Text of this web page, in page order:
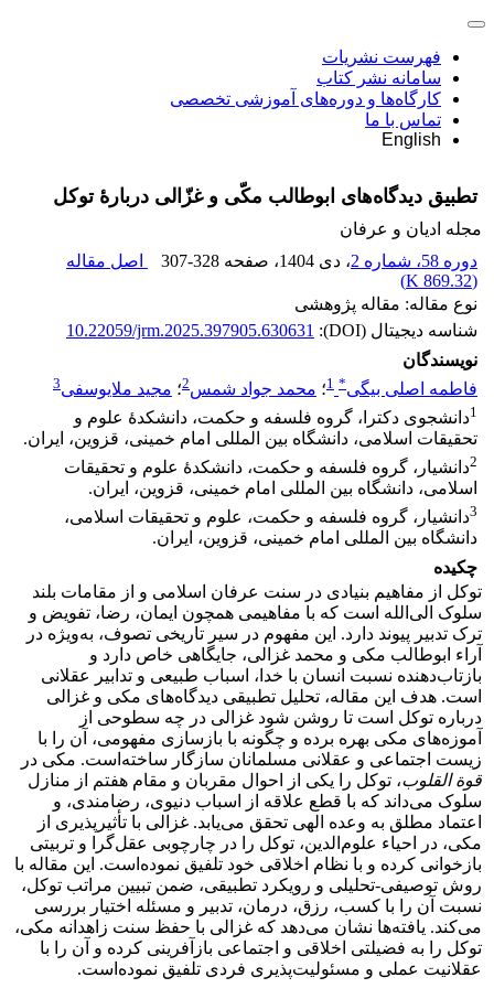
فهرست نشریات
سامانه نشر کتاب
کارگاه‌ها و دوره‌های آموزشی تخصصی
تماس با ما
English
تطبیق دیدگاه‌های ابوطالب مکّی و غزّالی دربارۀ توکل‏
مجله ادیان و عرفان
دوره 58، شماره 2
، دی 1404 ، صفحه 307-328
اصل مقاله
(
869.32 K
)
نوع مقاله: مقاله پژوهشی
شناسه دیجیتال (DOI):
10.22059/jrm.2025.397905.630631
نویسندگان
فاطمه اصلی بیگی*
1؛ محمد جواد شمس2؛ مجید ملایوسفی3
1دانشجوی دکترا، گروه فلسفه و حکمت، دانشکدۀ علوم و
تحقیقات اسلامی، دانشگاه بین المللی امام خمینی، قزوین، ایران.
2دانشیار، گروه فلسفه و حکمت، دانشکدۀ علوم و تحقیقات
اسلامی، دانشگاه بین المللی امام خمینی، قزوین، ایران.
3دانشیار، گروه فلسفه و حکمت، علوم و تحقیقات اسلامی،
دانشگاه بین المللی امام خمینی، قزوین، ایران.
چکیده
توکل از مفاهیم بنیادی در سنت عرفان اسلامی و از مقامات بلند
سلوک الی‌الله است که با مفاهیمی همچون ایمان، رضا، تفویض و
ترک تدبیر پیوند دارد. این مفهوم در سیر تاریخی تصوف، به‌ویژه در
آراء ابوطالب مکی و محمد غزالی، جایگاهی خاص دارد و
بازتاب‌دهنده نسبت انسان با خدا، اسباب طبیعی و تدابیر عقلانی
است. هدف این مقاله، تحلیل تطبیقی دیدگاه‌های مکی و غزالی
درباره توکل است تا روشن شود غزالی در چه سطوحی از
آموزه‌های مکی بهره برده و چگونه با بازسازی مفهومی، آن را با
زیست اجتماعی و عقلانی مسلمانان سازگار ساخته‌است. مکی در
قوة القلوب، توکل را یکی از احوال مقربان و مقام هفتم از منازل
سلوک می‌داند که با قطع علاقه از اسباب دنیوی، رضامندی، و
اعتماد مطلق به وعده الهی تحقق می‌یابد. غزالی با تأثیرپذیری از
مکی، در احیاء علوم‌الدین، توکل را در چارچوبی عقل‌گرا و تربیتی
بازخوانی کرده و با نظام اخلاقی خود تلفیق نموده‌است. این مقاله با
روش توصیفی-تحلیلی و رویکرد تطبیقی، ضمن تبیین مراتب توکل،
نسبت آن را با کسب، رزق، درمان، تدبیر و مسئله اختیار بررسی
می‌کند. یافته‌ها نشان می‌دهد که غزالی با حفظ سنت زاهدانه مکی،
توکل را به فضیلتی اخلاقی و اجتماعی بازآفرینی کرده و آن را با
عقلانیت عملی و مسئولیت‌پذیری فردی تلفیق نموده‌است.